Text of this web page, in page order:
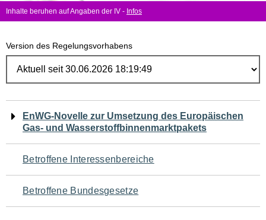
Inhalte beruhen auf Angaben der IV - Infos
Version des Regelungsvorhabens
Navigation
für
den
Seiteninhalt
EnWG-Novelle zur Umsetzung des Europäischen
Gas- und Wasserstoffbinnenmarktpakets
Betroffene Interessenbereiche
Betroffene Bundesgesetze